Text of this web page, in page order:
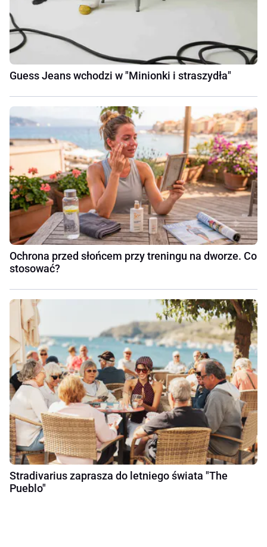
Guess Jeans wchodzi w "Minionki i straszydła"
Ochrona przed słońcem przy treningu na dworze. Co
stosować?
Stradivarius zaprasza do letniego świata "The
Pueblo"